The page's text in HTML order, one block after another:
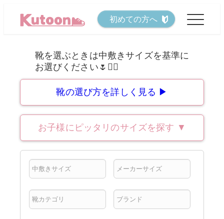
初めての方へ
靴の選び方を詳しく見る ▶
お子様にピッタリのサイズを探す ▼